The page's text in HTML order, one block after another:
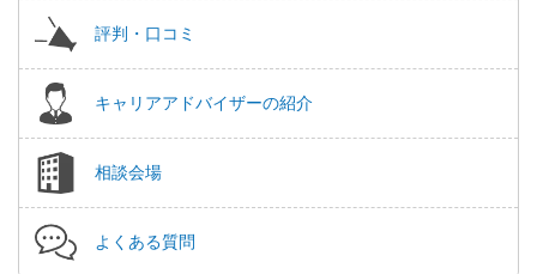
評判・口コミ
キャリアアドバイザーの紹介
相談会場
よくある質問